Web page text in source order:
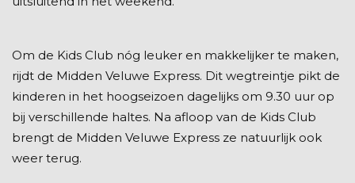
Om de Kids Club nóg leuker en makkelijker te maken,
rijdt de Midden Veluwe Express. Dit wegtreintje pikt de
kinderen in het hoogseizoen dagelijks om 9.30 uur op
bij verschillende haltes. Na afloop van de Kids Club
brengt de Midden Veluwe Express ze natuurlijk ook
weer terug.